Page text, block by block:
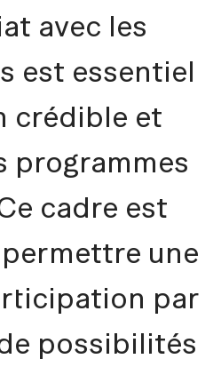
avec les
est essentiel
crédible et
programmes
cadre est
une
par
possibilités